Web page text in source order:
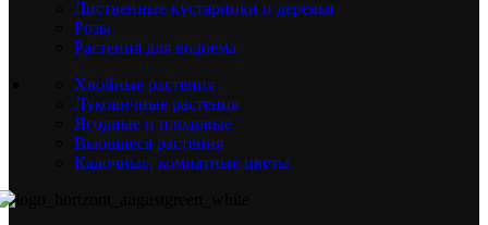
Лиственные кустарники и деревья
Розы
Растения для водоема
Хвойные растения
Луковичные растения
Ягодные и плодовые
Вьющиеся растения
Кадочные, комнатные цветы